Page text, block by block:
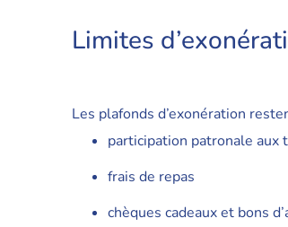
Limites
Les plafonds d’exonération
participation patronale
frais de repas
chèques cadeaux et bons